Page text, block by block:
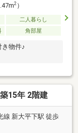
2）
二人暮らし
角部屋
物件♪
15年 2階建
線 新大平下駅 徒歩